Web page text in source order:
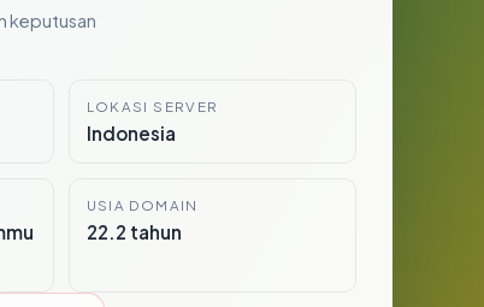
keputusan
LOKASI SERVER
Indonesia
USIA DOMAIN
22.2 tahun